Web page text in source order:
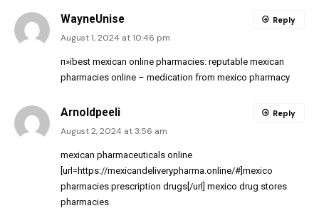
WayneUnise
August 1, 2024 at 10:46 pm
п»їbest mexican online pharmacies: reputable mexican
pharmacies online – medication from mexico pharmacy
Reply
Arnoldpeeli
August 2, 2024 at 3:56 am
mexican pharmaceuticals online
[url=https://mexicandeliverypharma.online/#]mexico
pharmacies prescription drugs[/url] mexico drug stores
pharmacies
Reply